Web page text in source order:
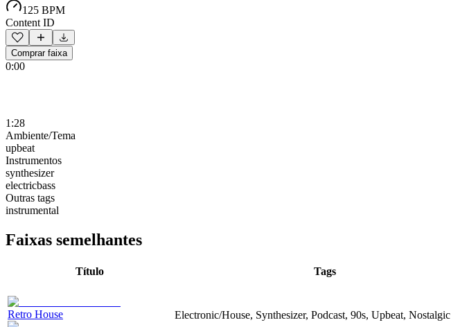
125 BPM
Content ID
Comprar faixa
0:00
1:28
Ambiente/Tema
upbeat
Instrumentos
synthesizer
electricbass
Outras tags
instrumental
Faixas semelhantes
Título Tags
Retro House Electronic/House, Synthesizer, Podcast, 90s, Upbeat, Nostalgic